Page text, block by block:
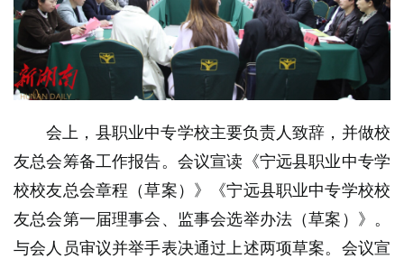
会上，县职业中专学校主要负责人致辞，并做校
友总会筹备工作报告。会议宣读《宁远县职业中专学
校校友总会章程（草案）》《宁远县职业中专学校校
友总会第一届理事会、监事会选举办法（草案）》。
与会人员审议并举手表决通过上述两项草案。会议宣